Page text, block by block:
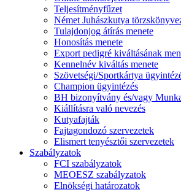
Teljesítményfűzet
Német Juhászkutya
Tulajdonjog átírás menete
Honosítás menete
Export pedigré kiváltásának
Kennelnév kiváltás menete
Szövetségi/Sportkártya
Champion ügyintézés
BH bizonyítvány és/vagy
Kiállításra való nevezés
Kutyafajták
Fajtagondozó szervezetek
Elismert tenyésztői szervezetek
Szabályzatok
FCI szabályzatok
MEOESZ szabályzatok
Elnökségi határozatok